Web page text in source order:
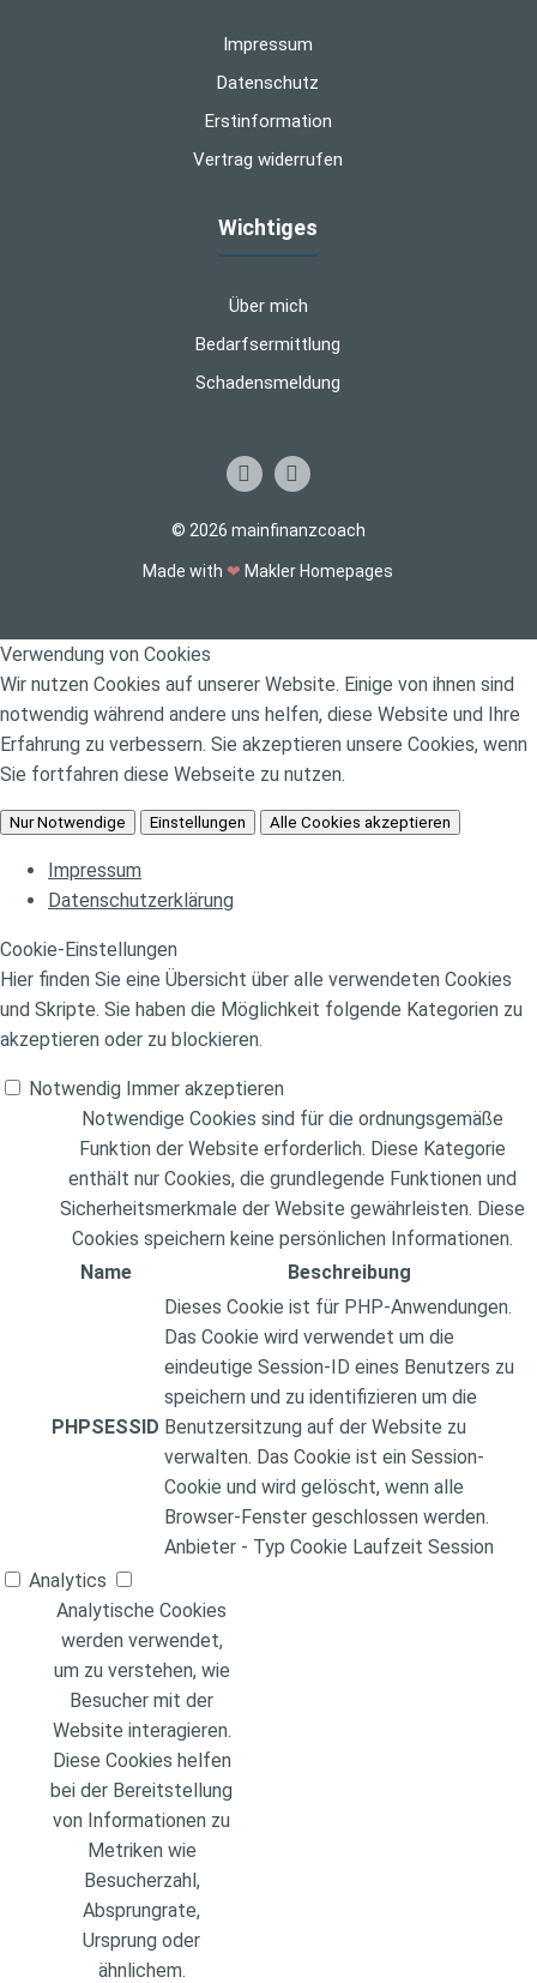
Impressum
Datenschutz
Erstinformation
Vertrag widerrufen
Wichtiges
Über mich
Bedarfsermittlung
Schadensmeldung
© 2026 mainfinanzcoach
Made with❤ Makler Homepages
Verwendung von Cookies
Wir nutzen Cookies auf unserer Website. Einige von ihnen sind
notwendig während andere uns helfen, diese Website und Ihre
Erfahrung zu verbessern. Sie akzeptieren unsere Cookies, wenn
Sie fortfahren diese Webseite zu nutzen.
Nur Notwendige Einstellungen Alle Cookies akzeptieren
Impressum
Datenschutzerklärung
Cookie-Einstellungen
Hier finden Sie eine Übersicht über alle verwendeten Cookies
und Skripte. Sie haben die Möglichkeit folgende Kategorien zu
akzeptieren oder zu blockieren.
Notwendig Immer akzeptieren
Notwendige Cookies sind für die ordnungsgemäße
Funktion der Website erforderlich. Diese Kategorie
enthält nur Cookies, die grundlegende Funktionen und
Sicherheitsmerkmale der Website gewährleisten. Diese
Cookies speichern keine persönlichen Informationen.
Name
Beschreibung
PHPSESSID
Dieses Cookie ist für PHP-Anwendungen.
Das Cookie wird verwendet um die
eindeutige Session-ID eines Benutzers zu
speichern und zu identifizieren um die
Benutzersitzung auf der Website zu
verwalten. Das Cookie ist ein Session-
Cookie und wird gelöscht, wenn alle
Browser-Fenster geschlossen werden.
Anbieter - Typ Cookie Laufzeit Session
Analytics
Analytische Cookies
werden verwendet,
um zu verstehen, wie
Besucher mit der
Website interagieren.
Diese Cookies helfen
bei der Bereitstellung
von Informationen zu
Metriken wie
Besucherzahl,
Absprungrate,
Ursprung oder
ähnlichem.